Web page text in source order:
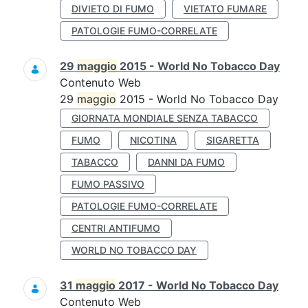
DIVIETO DI FUMO
VIETATO FUMARE
PATOLOGIE FUMO-CORRELATE
29 maggio 2015 - World No Tobacco Day
Contenuto Web
29 maggio 2015 - World No Tobacco Day
GIORNATA MONDIALE SENZA TABACCO
FUMO
NICOTINA
SIGARETTA
TABACCO
DANNI DA FUMO
FUMO PASSIVO
PATOLOGIE FUMO-CORRELATE
CENTRI ANTIFUMO
WORLD NO TOBACCO DAY
31 maggio 2017 - World No Tobacco Day
Contenuto Web